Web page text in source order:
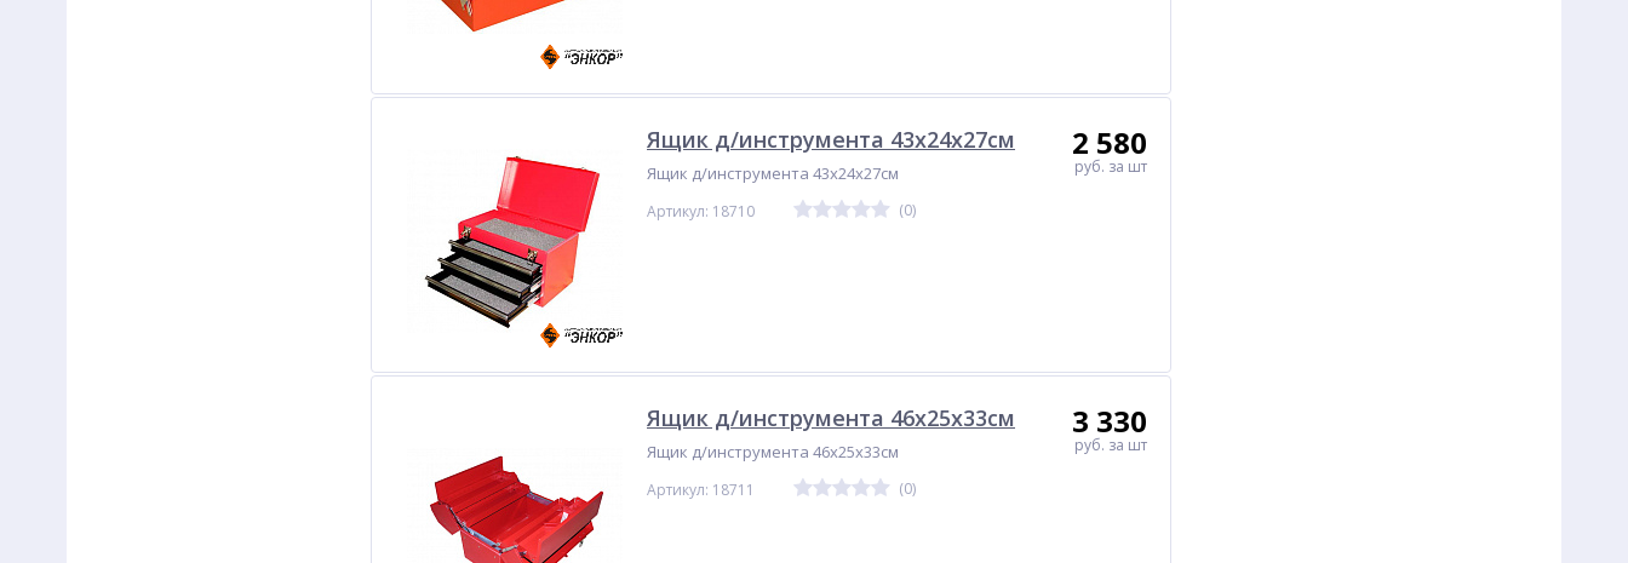
Ящик д/инструмента 43х24х27см
Ящик д/инструмента 43х24х27см
Артикул: 18710 (0)
2 580
руб. за шт
Ящик д/инструмента 46х25х33см
Ящик д/инструмента 46х25х33см
Артикул: 18711 (0)
3 330
руб. за шт